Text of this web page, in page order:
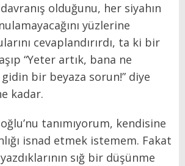
olduğunu, her siyahın
yüzlerine
cevaplandırırdı, ta ki bir
“Yeter artık, bana ne
bir beyaza sorun!” diye
kadar.
tanımıyorum, kendisine
isnad etmek istemem. Fakat
sığ bir düşünme